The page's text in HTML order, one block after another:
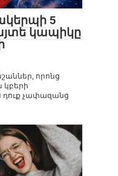
5
կապիկը
որոնց
կբերի
դուք չափազանց